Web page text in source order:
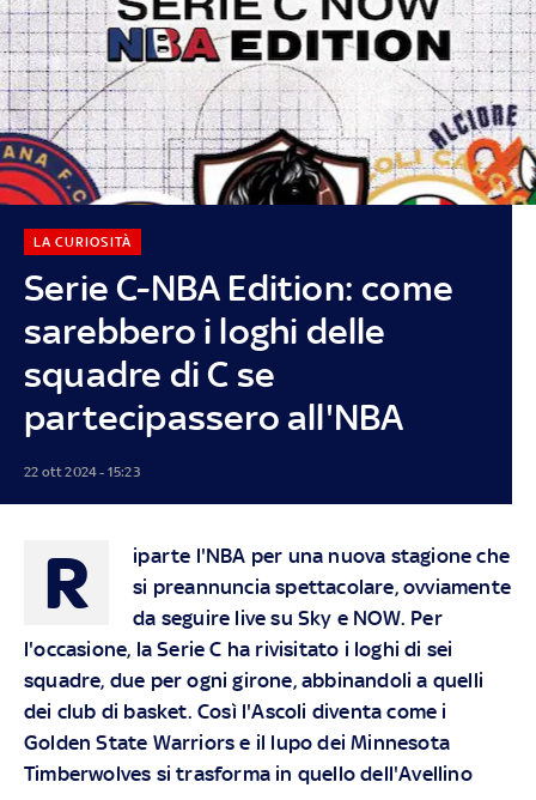
Serie C-NBA Edition: come
sarebbero i loghi delle
squadre di C se
partecipassero all'NBA
LA CURIOSITÀ
22 ott 2024 - 15:23
R
iparte l'NBA per una nuova stagione che
si preannuncia spettacolare, ovviamente
da seguire live su Sky e NOW. Per
l'occasione, la Serie C ha rivisitato i loghi di sei
squadre, due per ogni girone, abbinandoli a quelli
dei club di basket. Così l'Ascoli diventa come i
Golden State Warriors e il lupo dei Minnesota
Timberwolves si trasforma in quello dell'Avellino